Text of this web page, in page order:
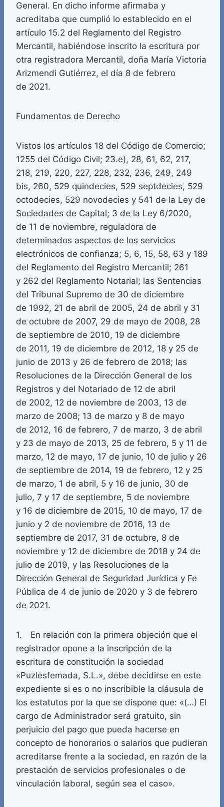
General. En dicho informe afirmaba y
acreditaba que cumplió lo establecido en el
artículo 15.2 del Reglamento del Registro
Mercantil, habiéndose inscrito la escritura por
otra registradora Mercantil, doña María Victoria
Arizmendi Gutiérrez, el día 8 de febrero
de 2021.
Fundamentos de Derecho
Vistos los artículos 18 del Código de Comercio;
1255 del Código Civil; 23.e), 28, 61, 62, 217,
218, 219, 220, 227, 228, 232, 236, 249, 249
bis, 260, 529 quindecies, 529 septdecies, 529
octodecies, 529 novodecies y 541 de la Ley de
Sociedades de Capital; 3 de la Ley 6/2020,
de 11 de noviembre, reguladora de
determinados aspectos de los servicios
electrónicos de confianza; 5, 6, 15, 58, 63 y 189
del Reglamento del Registro Mercantil; 261
y 262 del Reglamento Notarial; las Sentencias
del Tribunal Supremo de 30 de diciembre
de 1992, 21 de abril de 2005, 24 de abril y 31
de octubre de 2007, 29 de mayo de 2008, 28
de septiembre de 2010, 19 de diciembre
de 2011, 19 de diciembre de 2012, 18 y 25 de
junio de 2013 y 26 de febrero de 2018; las
Resoluciones de la Dirección General de los
Registros y del Notariado de 12 de abril
de 2002, 12 de noviembre de 2003, 13 de
marzo de 2008; 13 de marzo y 8 de mayo
de 2012, 16 de febrero, 7 de marzo, 3 de abril
y 23 de mayo de 2013, 25 de febrero, 5 y 11 de
marzo, 12 de mayo, 17 de junio, 10 de julio y 26
de septiembre de 2014, 19 de febrero, 12 y 25
de marzo, 1 de abril, 5 y 16 de junio, 30 de
julio, 7 y 17 de septiembre, 5 de noviembre
y 16 de diciembre de 2015, 10 de mayo, 17 de
junio y 2 de noviembre de 2016, 13 de
septiembre de 2017, 31 de octubre, 8 de
noviembre y 12 de diciembre de 2018 y 24 de
julio de 2019, y las Resoluciones de la
Dirección General de Seguridad Jurídica y Fe
Pública de 4 de junio de 2020 y 3 de febrero
de 2021.
1. En relación con la primera objeción que el
registrador opone a la inscripción de la
escritura de constitución la sociedad
«Puzlesfemada, S.L.», debe decidirse en este
expediente si es o no inscribible la cláusula de
los estatutos por la que se dispone que: «(…) El
cargo de Administrador será gratuito, sin
perjuicio del pago que pueda hacerse en
concepto de honorarios o salarios que pudieran
acreditarse frente a la sociedad, en razón de la
prestación de servicios profesionales o de
vinculación laboral, según sea el caso».